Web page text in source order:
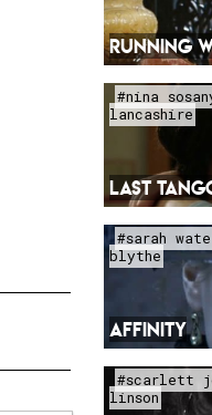
RUNNING
#nina
lancashire
LAST
#sarah
blythe
AFFINITY
#scarlett
linson